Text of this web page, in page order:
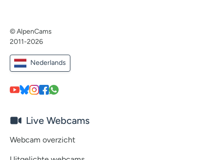
© AlpenCams
2011-2026
Nederlands
Live Webcams
Webcam overzicht